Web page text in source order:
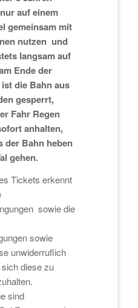
auf einem
gemeinsam mit
nutzen und
langsam auf
Ende der
die Bahn aus
gesperrt,
Fahr Regen
anhalten,
der Bahn heben
gehen.
Tickets erkennt
sowie die
sowie
unwiderruflich
diese zu
sind